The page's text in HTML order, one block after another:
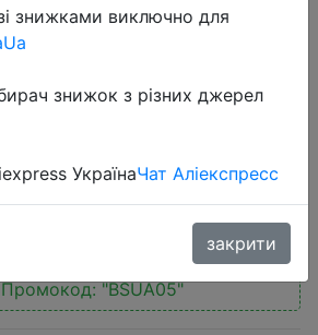
Road Running Shoes
Outdoor Sport
Summer
Women Footwear
$25.48
Промокод:"BSUA05"
знижками виключно для
знижок з різних джерел
УкраїнаЧат Аліекспресс
закрити